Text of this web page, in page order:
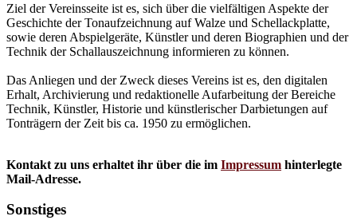
Ziel der Vereinsseite ist es, sich über die vielfältigen Aspekte der
Geschichte der Tonaufzeichnung auf Walze und Schellackplatte,
sowie deren Abspielgeräte, Künstler und deren Biographien und der
Technik der Schallauszeichnung informieren zu können.
Das Anliegen und der Zweck dieses Vereins ist es, den digitalen
Erhalt, Archivierung und redaktionelle Aufarbeitung der Bereiche
Technik, Künstler, Historie und künstlerischer Darbietungen auf
Tonträgern der Zeit bis ca. 1950 zu ermöglichen.
Kontakt zu uns erhaltet ihr über die im Impressum hinterlegte
Mail-Adresse.
Sonstiges